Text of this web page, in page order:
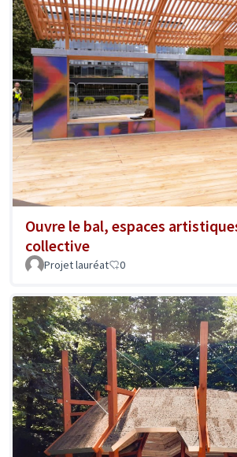
Ouvre le bal, espaces
collective
Projet lauréat 0